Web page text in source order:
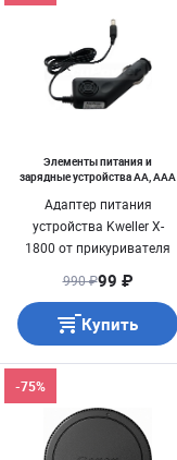
Элементы питания и
зарядные устройства AA, AAA
Адаптер питания
устройства Kweller X-
1800 от прикуривателя
990 ₽99 ₽
Купить
-75%